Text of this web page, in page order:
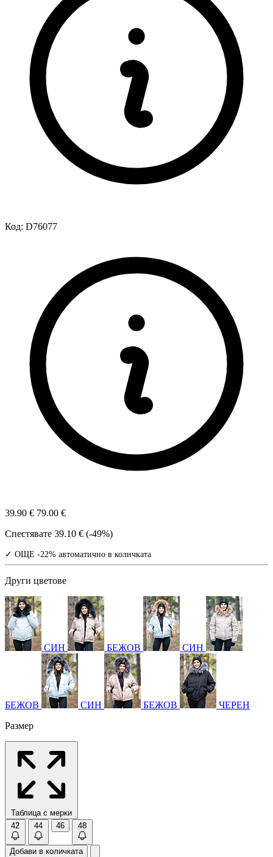
Код: D76077
39.90 € 79.00 €
Спестявате 39.10 € (-49%)
✓ ОЩЕ -22% автоматично в количката
Други цветове
СИН БЕЖОВ СИН
БЕЖОВ СИН БЕЖОВ
ЧЕРЕН
Размер
Таблица с мерки
42
44 46 48
Добави в количката